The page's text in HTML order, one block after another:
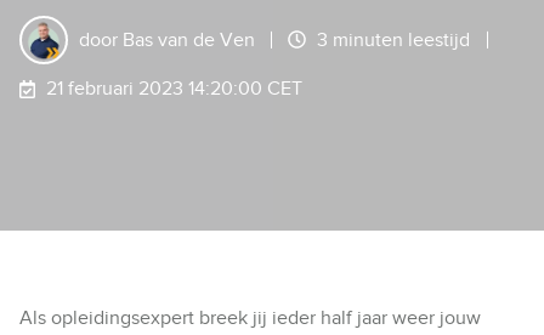
door Bas van de Ven 3 minuten leestijd
21 februari 2023 14:20:00 CET
Als opleidingsexpert breek jij ieder half jaar weer jouw